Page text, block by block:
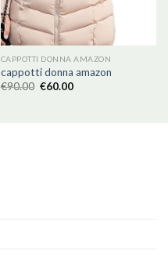
CAPPOTTI DONNA AMAZON
cappotti donna amazon
€90.00 €60.00